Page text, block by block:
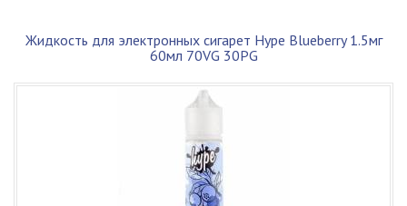
Жидкость для электронных сигарет Hype Blueberry 1.5мг
60мл 70VG 30PG